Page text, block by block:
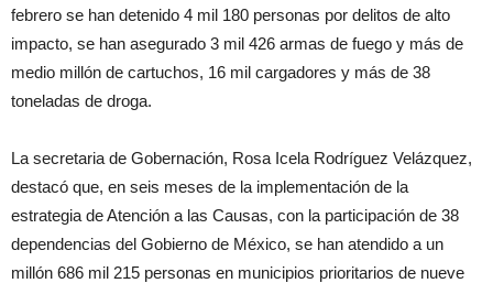
febrero se han detenido 4 mil 180 personas por delitos de alto
impacto, se han asegurado 3 mil 426 armas de fuego y más de
medio millón de cartuchos, 16 mil cargadores y más de 38
toneladas de droga.
La secretaria de Gobernación, Rosa Icela Rodríguez Velázquez,
destacó que, en seis meses de la implementación de la
estrategia de Atención a las Causas, con la participación de 38
dependencias del Gobierno de México, se han atendido a un
millón 686 mil 215 personas en municipios prioritarios de nueve